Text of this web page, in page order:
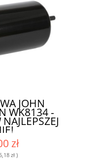
JOHN
WK8134 -
zł
zł)